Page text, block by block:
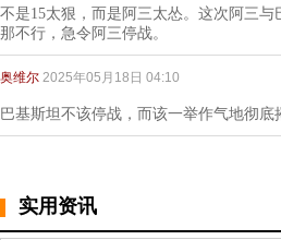
不是15太狠，而是阿三太怂。这次阿三
那不行，急令阿三停战。
奥维尔 2025年05月18日 04:10
巴基斯坦不该停战，而该一举作气地彻底
实用资讯